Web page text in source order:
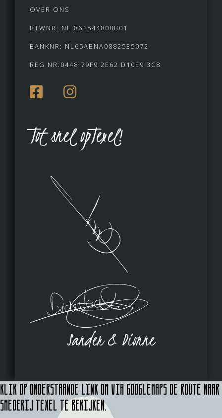
OVER ONS
BTWNR: NL 861544808B01
BANKNR: NL65ABNA0882535072
REG.NR:0448 79F9 2E62 D10E9 3C8
Tot snel opTexel!
Sander & Dionne
Klik op onderstaande link om via Googlemaps de route naar
Smederij Texel te bekijken.